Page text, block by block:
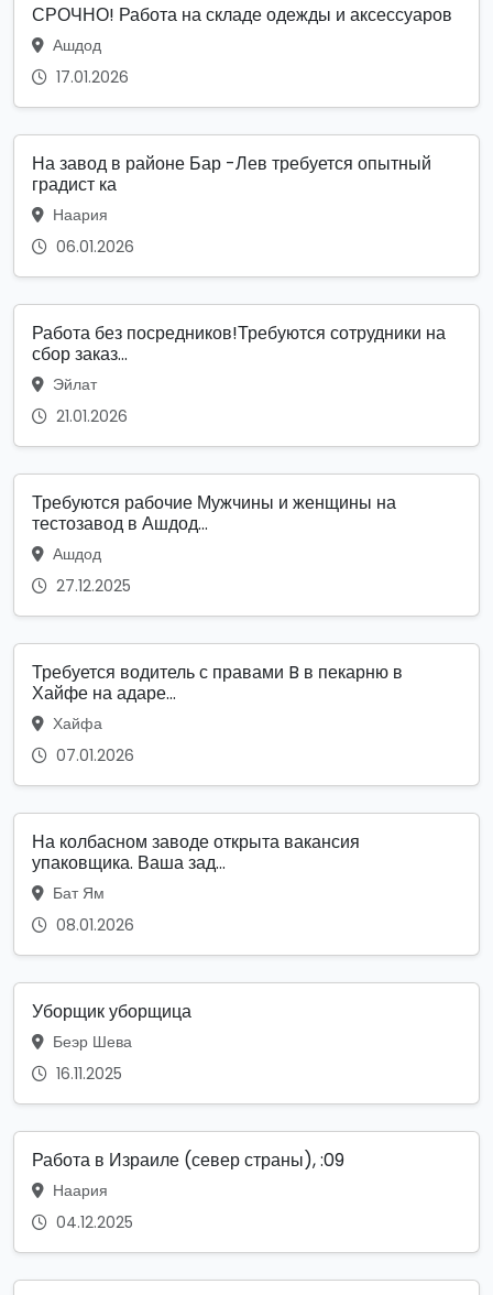
СРОЧНО! Работа на складе одежды и аксессуаров
Ашдод
17.01.2026
На завод в районе Бар -Лев требуется опытный
градист ка
Наария
06.01.2026
Работа без посредников!Требуются сотрудники на
сбор заказ...
Эйлат
21.01.2026
Требуются рабочие Мужчины и женщины на
тестозавод в Ашдод...
Ашдод
27.12.2025
Требуется водитель с правами B в пекарню в
Хайфе на адаре...
Хайфа
07.01.2026
На колбасном заводе открыта вакансия
упаковщика. Ваша зад...
Бат Ям
08.01.2026
Уборщик уборщица
Беэр Шева
16.11.2025
Работа в Израиле (север страны), :09
Наария
04.12.2025